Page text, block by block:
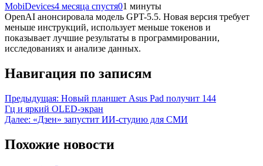
MobiDevices4 месяца спустя01 минуты
OpenAI анонсировала модель GPT-5.5. Новая версия требует
меньше инструкций, использует меньше токенов и
показывает лучшие результаты в программировании,
исследованиях и анализе данных.
Навигация по записям
Предыдущая: Новый планшет Asus Pad получит 144
Гц и яркий OLED-экран
Далее: «Дзен» запустит ИИ-студию для СМИ
Похожие новости